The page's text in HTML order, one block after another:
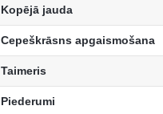
Kopējā jauda
Cepeškrāsns apgaismošana
Taimeris
Piederumi